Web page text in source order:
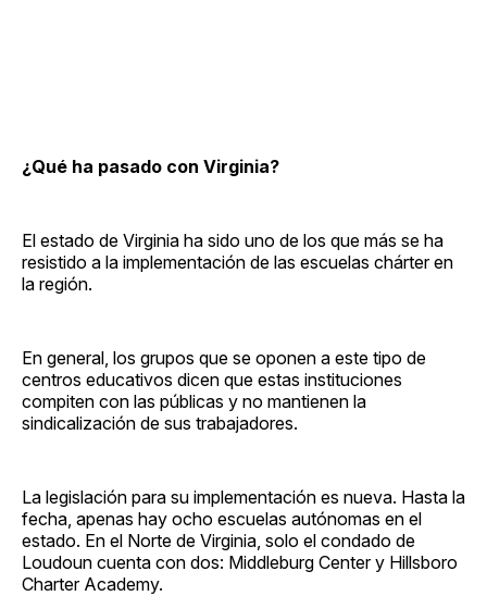
¿Qué ha pasado con Virginia?
El estado de Virginia ha sido uno de los que más se ha
resistido a la implementación de las escuelas chárter en
la región.
En general, los grupos que se oponen a este tipo de
centros educativos dicen que estas instituciones
compiten con las públicas y no mantienen la
sindicalización de sus trabajadores.
La legislación para su implementación es nueva. Hasta la
fecha, apenas hay ocho escuelas autónomas en el
estado. En el Norte de Virginia, solo el condado de
Loudoun cuenta con dos: Middleburg Center y Hillsboro
Charter Academy.